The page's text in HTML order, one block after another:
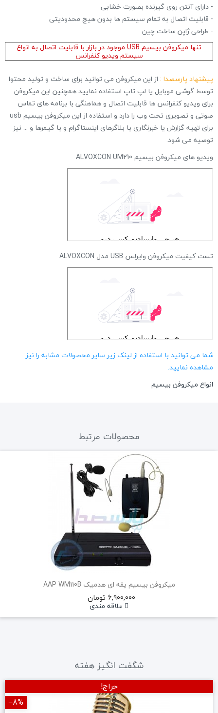
- دارای آنتن روی گیرنده بصورت خشابی
- قابلیت اتصال به تمام سیستم ها بدون هیچ محدودیتی
- طراحی ژاپن ساخت چین
تنها میکروفن بیسیم USB موجود در بازار با قابلیت اتصال به انواع
سیستم ویدیو کنفرانس
پیشنهاد پارسصدا : از این میکروفن می توانید برای ساخت و تولید محتوا
توسط گوشی موبایل یا لپ تاپ استفاده نمایید همچنین این میکروفن
برای ویدیو کنفرانس ها قابلیت اتصال و هماهنگی با برنامه های تماس
برای تهیه گزارش یا خبرنگاری یا بلاگرهای اینستاگرام و یا گیمرها و ... نیز
توصیه می شود.
ویدیو های میکروفن بیسیم ALVOXCON UM210
تست کیفیت میکروفن وایرلس USB مدل ALVOXCON
شما می توانید با استفاده از لینک زیر سایر محصولات مشابه را نیز
مشاهده نمایید.
انواع میکروفن بیسیم
محصولات مرتبط
میکروفن بیسیم یقه ای هدمیک AAP WM110B
6,900,000 تومان
علاقه مندی
شگفت انگیز هفته
حراج!
‎−8%